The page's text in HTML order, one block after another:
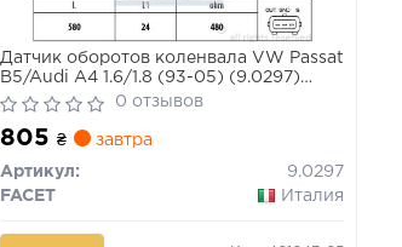
Датчик оборотов коленвала VW Passat
B5/Audi A4 1.6/1.8 (93-05) (9.0297)
Facet
0 отзывов
805₴ завтра
Артикул:
9.0297
FACET
Италия